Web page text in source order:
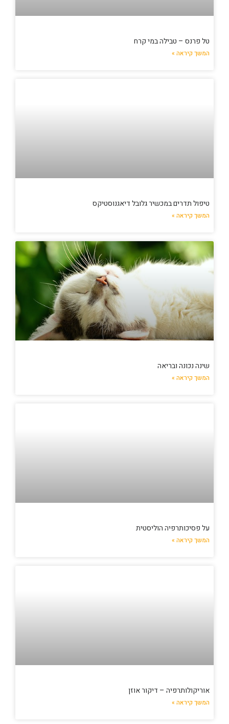
טל פרנס – טבילה במי קרח
המשך קיראה »
טיפול תדרים במכשיר גלובל דיאגנוסטיקס
המשך קיראה »
שינה נכונה ובריאה
המשך קיראה »
על פסיכותרפיה הוליסטית
המשך קיראה »
אוריקולותרפיה – דיקור אוזן
המשך קיראה »